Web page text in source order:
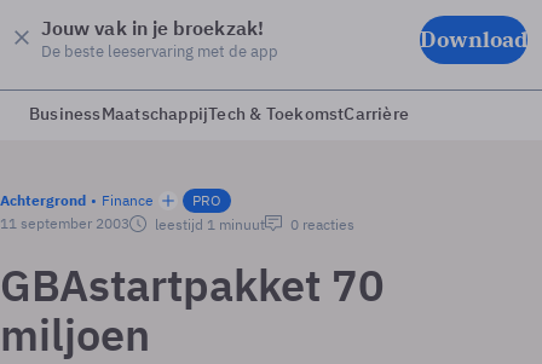
Jouw vak in je broekzak!
De beste leeservaring met de app Download
BusinessMaatschappijTech & ToekomstCarrière
Achtergrond Finance
PRO
11 september 2003
leestijd 1 minuut 0 reacties
GBA­startpakket 70
miljoen